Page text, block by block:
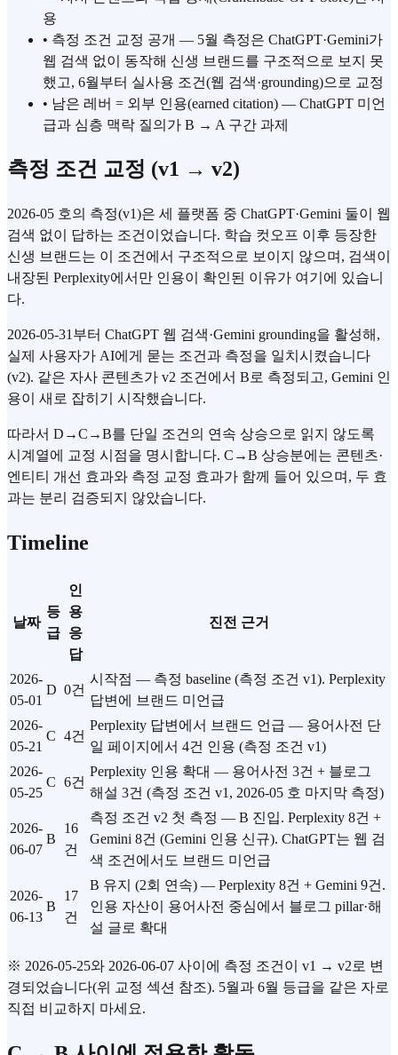
용
• 측정 조건 교정 공개 — 5월 측정은 ChatGPT·Gemini가
웹 검색 없이 동작해 신생 브랜드를 구조적으로 보지 못
했고, 6월부터 실사용 조건(웹 검색·grounding)으로 교정
• 남은 레버 = 외부 인용(earned citation) — ChatGPT 미언
급과 심층 맥락 질의가 B → A 구간 과제
측정 조건 교정 (v1 → v2)
2026-05 호의 측정(v1)은 세 플랫폼 중 ChatGPT·Gemini 둘이 웹
검색 없이 답하는 조건이었습니다. 학습 컷오프 이후 등장한
신생 브랜드는 이 조건에서 구조적으로 보이지 않으며, 검색이
내장된 Perplexity에서만 인용이 확인된 이유가 여기에 있습니
다.
2026-05-31부터 ChatGPT 웹 검색·Gemini grounding을 활성해,
실제 사용자가 AI에게 묻는 조건과 측정을 일치시켰습니다
(v2). 같은 자사 콘텐츠가 v2 조건에서 B로 측정되고, Gemini 인
용이 새로 잡히기 시작했습니다.
따라서 D→C→B를 단일 조건의 연속 상승으로 읽지 않도록
시계열에 교정 시점을 명시합니다. C→B 상승분에는 콘텐츠·
엔티티 개선 효과와 측정 교정 효과가 함께 들어 있으며, 두 효
과는 분리 검증되지 않았습니다.
Timeline
날짜
등
급
인
용
응
답
진전 근거
2026-
05-01
D 0건
시작점 — 측정 baseline (측정 조건 v1). Perplexity
답변에 브랜드 미언급
2026-
05-21
C 4건
Perplexity 답변에서 브랜드 언급 — 용어사전 단
일 페이지에서 4건 인용 (측정 조건 v1)
2026-
05-25
C 6건
Perplexity 인용 확대 — 용어사전 3건 + 블로그
해설 3건 (측정 조건 v1, 2026-05 호 마지막 측정)
2026-
06-07
B
16
건
측정 조건 v2 첫 측정 — B 진입. Perplexity 8건 +
Gemini 8건 (Gemini 인용 신규). ChatGPT는 웹 검
색 조건에서도 브랜드 미언급
2026-
06-13
B
17
건
B 유지 (2회 연속) — Perplexity 8건 + Gemini 9건.
인용 자산이 용어사전 중심에서 블로그 pillar·해
설 글로 확대
※ 2026-05-25와 2026-06-07 사이에 측정 조건이 v1 → v2로 변
경되었습니다(위 교정 섹션 참조). 5월과 6월 등급을 같은 자로
직접 비교하지 마세요.